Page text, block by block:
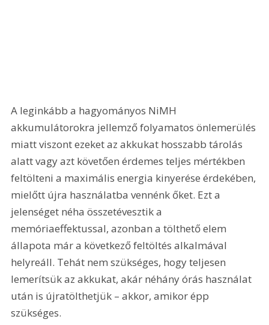
A leginkább a hagyományos NiMH
akkumulátorokra jellemző folyamatos önlemerülés
miatt viszont ezeket az akkukat hosszabb tárolás
alatt vagy azt követően érdemes teljes mértékben
feltölteni a maximális energia kinyerése érdekében,
mielőtt újra használatba vennénk őket. Ezt a
jelenséget néha összetévesztik a
memóriaeffektussal, azonban a tölthető elem
állapota már a következő feltöltés alkalmával
helyreáll. Tehát nem szükséges, hogy teljesen
lemerítsük az akkukat, akár néhány órás használat
után is újratölthetjük – akkor, amikor épp
szükséges.